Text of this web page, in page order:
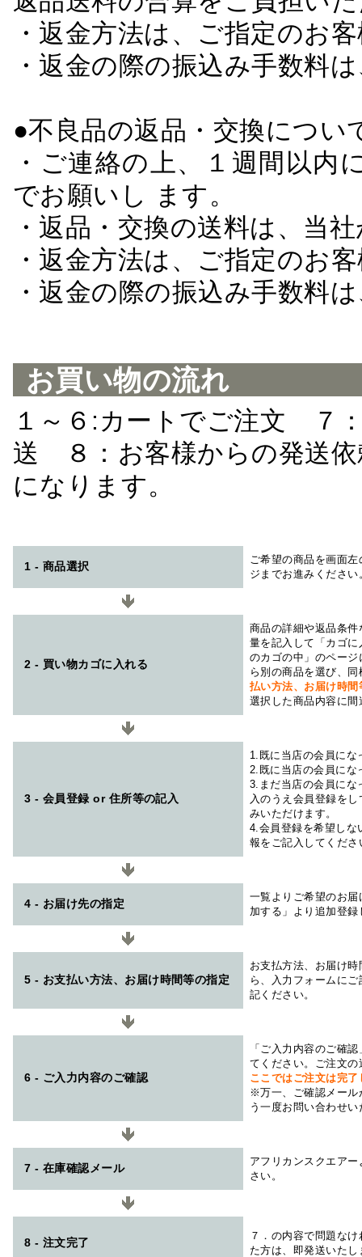
・返金方法は、ご指定のお
・返金の際の振込み手数料
●不良品の返品・交換につい
・ご連絡の上、１週間以
でお願いし ます。
・返品・交換の送料は、当
・返金方法は、ご指定のお
・返金の際の振込み手数料
お買い物の流れ
１～６:カートでご注文 ７
送 ８：お客様からの発送
になります。
1 - 商品選択
ご希望の商品を画面
ジまでお進みください
2 - 買い物カゴに入れる
商品の詳細や返品条
量を記入して「カゴ
のカゴの中」のペー
ら別の商品を選び、
払い方法、お届け時
選択した商品内容に
3 - 会員登録 or 住所等の記入
1.既に当店の会員にな
2.既に当店の会員にな
3.まだ当店の会員にな
入のうえ会員登録を
みいただけます。
4.会員登録を希望しな
報をご記入してくださ
4 - お届け先の指定
一覧よりご希望のお
加する」より追加登
5 - お支払い方法、お届け時間等の指定
お支払方法、お届け
ら、入力フォームに
記ください。
6 - ご入力内容のご確認
「ご入力内容のご確
てください。ご注文
ここではご注文は完
※万一、ご確認メール
う一度お問い合わせ
7 - 在庫確認メール
アフリカンスクエアー
さい。
8 - 注文完了
７．の内容で問題な
た方は、即発送いたし